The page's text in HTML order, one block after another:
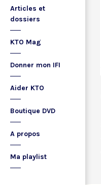
Articles et
dossiers
KTO Mag
Donner mon IFI
Aider KTO
Boutique DVD
A propos
Ma playlist